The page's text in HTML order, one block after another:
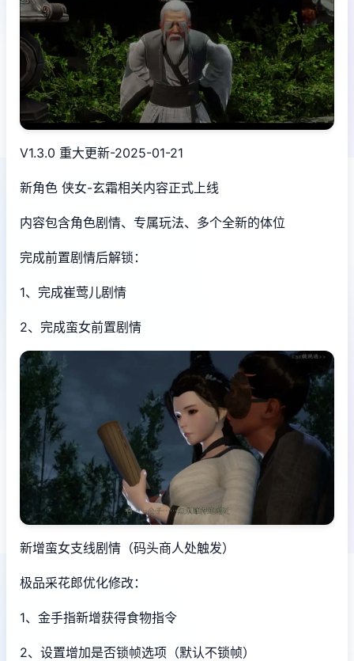
V1.3.0 重大更新-2025-01-21
新角色 侠女-玄霜相关内容正式上线
内容包含角色剧情、专属玩法、多个全新的体位
完成前置剧情后解锁：
1、完成崔莺儿剧情
2、完成蛮女前置剧情
新增蛮女支线剧情（码头商人处触发）
极品采花郎优化修改：
1、金手指新增获得食物指令
2、设置增加是否锁帧选项（默认不锁帧）